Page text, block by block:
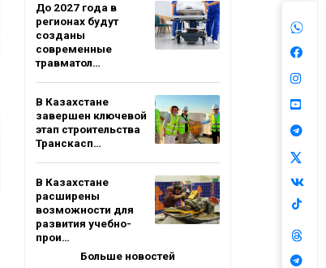
До 2027 года в
регионах будут
созданы
современные
травматол…
В Казахстане
завершен ключевой
этап строительства
Транскасп…
В Казахстане
расширены
возможности для
развития учебно-
прои…
Больше новостей